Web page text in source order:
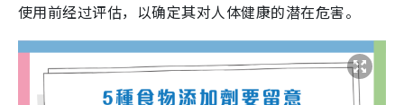
使用前经过评估，以确定其对人体健康的潜在危害。